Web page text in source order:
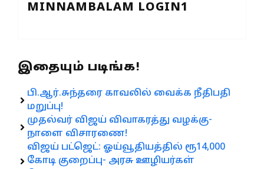
MINNAMBALAM LOGIN1
இதையும் படிங்க!
பி.ஆர்.சுந்தரை காவலில் வைக்க நீதிபதி
மறுப்பு!
முதல்வர் விஜய் விவாகரத்து வழக்கு-
நாளை விசாரணை!
விஜய் பட்ஜெட்: ஓய்வூதியத்தில் ரூ14,000
கோடி குறைப்பு- அரசு ஊழியர்கள்